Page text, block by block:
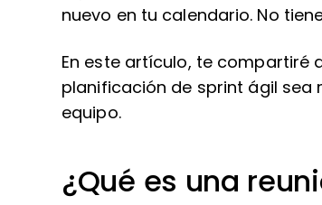
nuevo en tu calendario. No
En este artículo, te compartiré
planificación de sprint ágil sea
equipo.
¿Qué es una